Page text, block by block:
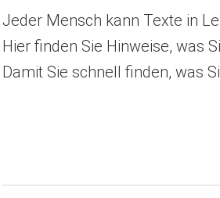
Jeder Mensch kann Texte in
Hier finden Sie Hinweise, was
Damit Sie schnell finden, was